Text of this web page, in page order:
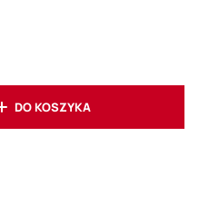
DO KOSZYKA